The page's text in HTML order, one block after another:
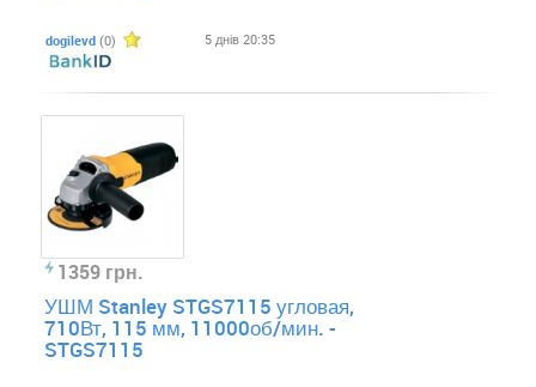
dogilevd (0) 5 днів 20:35
1359 грн.
УШМ Stanley STGS7115 угловая,
710Вт, 115 мм, 11000об/мин. -
STGS7115